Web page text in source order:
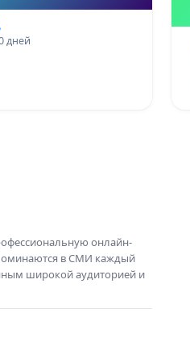
дней
онлайн-
в СМИ каждый
широкой аудиторией и